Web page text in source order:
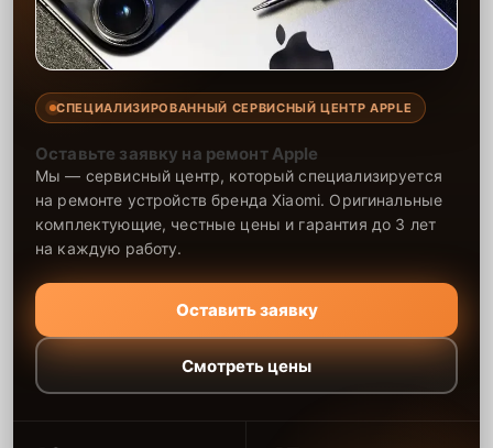
СПЕЦИАЛИЗИРОВАННЫЙ СЕРВИСНЫЙ ЦЕНТР APPLE
Оставьте заявку на ремонт Apple
Мы — сервисный центр, который специализируется
на ремонте устройств бренда Xiaomi. Оригинальные
комплектующие, честные цены и гарантия до 3 лет
на каждую работу.
Оставить заявку
Смотреть цены